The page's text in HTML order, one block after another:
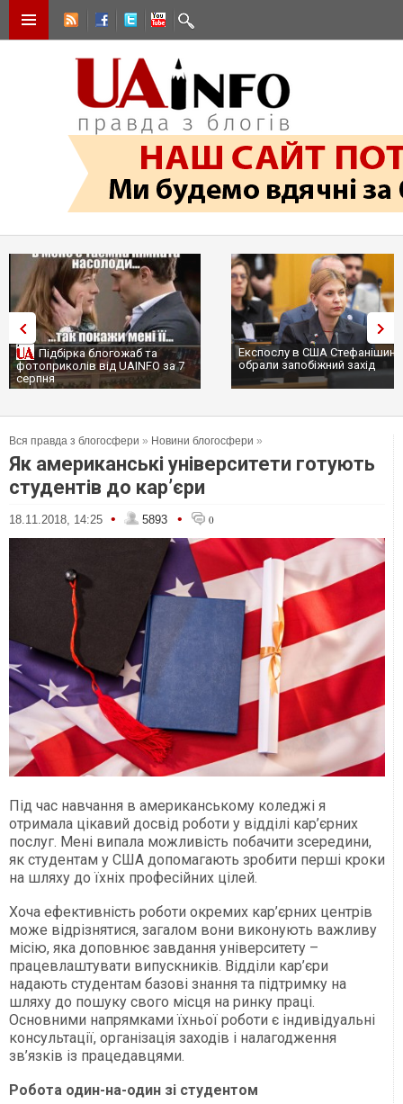
Підбірка блогожаб та
фотоприколів від UAINFO за 7
серпня
Експослу в США Стефанішиній
обрали запобіжний захід
Вся правда з блогосфери » Новини блогосфери »
Як американські університети готують
студентів до кар’єри
18.11.2018, 14:25 • 5893 • 0
Під час навчання в американському коледжі я
отримала цікавий досвід роботи у відділі кар’єрних
послуг. Мені випала можливість побачити зсередини,
як студентам у США допомагають зробити перші кроки
на шляху до їхніх професійних цілей.
Хоча ефективність роботи окремих кар’єрних центрів
може відрізнятися, загалом вони виконують важливу
місію, яка доповнює завдання університету –
працевлаштувати випускників. Відділи кар’єри
надають студентам базові знання та підтримку на
шляху до пошуку свого місця на ринку праці.
Основними напрямками їхньої роботи є індивідуальні
консультації, організація заходів і налагодження
зв’язків із працедавцями.
Робота один-на-один зі студентом